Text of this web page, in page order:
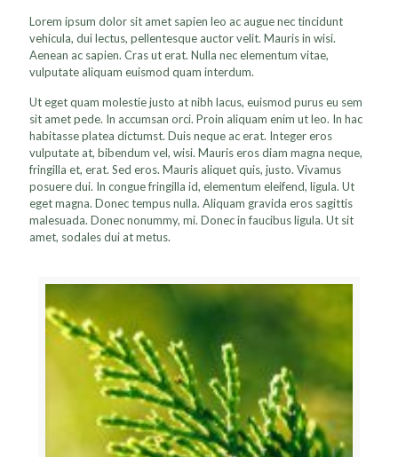
Lorem ipsum dolor sit amet sapien leo ac augue nec tincidunt
vehicula, dui lectus, pellentesque auctor velit. Mauris in wisi.
Aenean ac sapien. Cras ut erat. Nulla nec elementum vitae,
vulputate aliquam euismod quam interdum.
Ut eget quam molestie justo at nibh lacus, euismod purus eu sem
sit amet pede. In accumsan orci. Proin aliquam enim ut leo. In hac
habitasse platea dictumst. Duis neque ac erat. Integer eros
vulputate at, bibendum vel, wisi. Mauris eros diam magna neque,
fringilla et, erat. Sed eros. Mauris aliquet quis, justo. Vivamus
posuere dui. In congue fringilla id, elementum eleifend, ligula. Ut
eget magna. Donec tempus nulla. Aliquam gravida eros sagittis
malesuada. Donec nonummy, mi. Donec in faucibus ligula. Ut sit
amet, sodales dui at metus.